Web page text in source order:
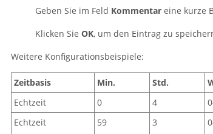
Geben Sie im Feld Kommentar eine kurze
Klicken Sie OK, um den Eintrag zu
Weitere Konfigurationsbeispiele:
Zeitbasis Min. Std.
Echtzeit
0 4
Echtzeit
59 3